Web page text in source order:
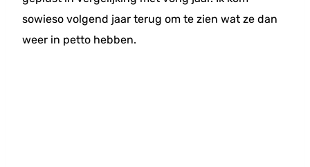
sowieso volgend jaar terug om te zien wat ze dan
weer in petto hebben.